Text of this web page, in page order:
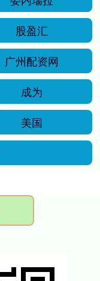
股盈汇
广州配资网
成为
美国